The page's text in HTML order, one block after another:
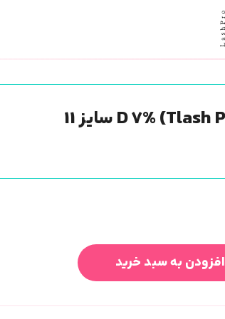
افزودن به سبد خرید